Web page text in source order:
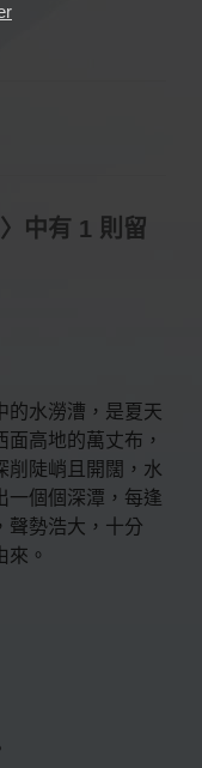
中有 1 則留
的水澇漕，是夏天
高地的萬丈布，
削陡峭且開闊，水
一個個深潭，每逢
聲勢浩大，十分
來。